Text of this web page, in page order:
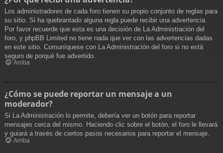
Los administradores de cada foro tienen su propio conjunto de reglas para
su sitio. Si ha quebrantado alguna regla puede recibir una advertencia.
Por favor recuerde que esta es una decisión de La Administración del
foro, y phpBB Limited no tiene nada que ver con las advertencias dadas
en este sitio. Comuníquese con La Administración del foro si no está
seguro de porqué fue advertido.
Arriba
¿Cómo se puede reportar un mensaje a un
moderador?
Si La Administración lo permite, debería ver un botón para reportar
mensajes cerca del mismo. Haciendo clic sobre el botón, el foro le llevará
y guiará a través de ciertos pasos necesarios para reportar el mensaje.
Arriba